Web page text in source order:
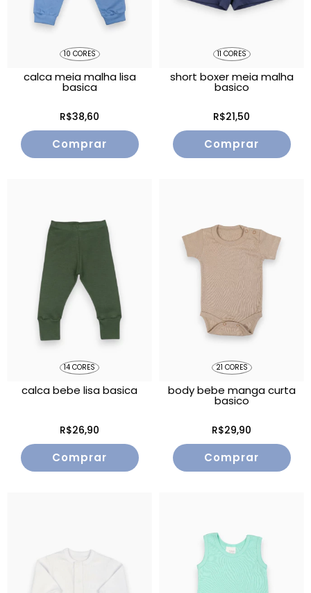
10 CORES
calca meia malha lisa
basica
R$38,60
Comprar
11 CORES
short boxer meia malha
basico
R$21,50
Comprar
14 CORES
calca bebe lisa basica
R$26,90
Comprar
21 CORES
body bebe manga curta
basico
R$29,90
Comprar